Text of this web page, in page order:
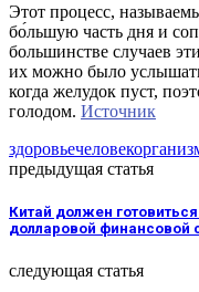
Этот процесс,
бо́льшую часть дня и
большинстве случаев
их можно было
когда желудок пуст,
голодом. Источник
здоровьечеловек
предыдущая статья
Китай должен
долларовой финансовой
следующая статья